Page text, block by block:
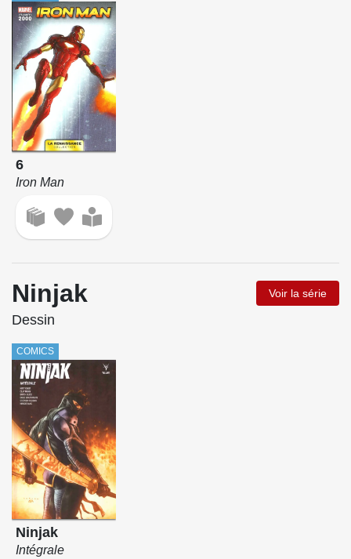
6
Iron Man
Ninjak Voir la série
Dessin
COMICS
Ninjak
Intégrale